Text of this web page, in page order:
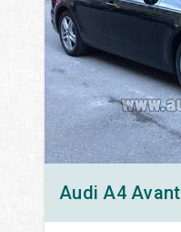
Audi A4 Avant